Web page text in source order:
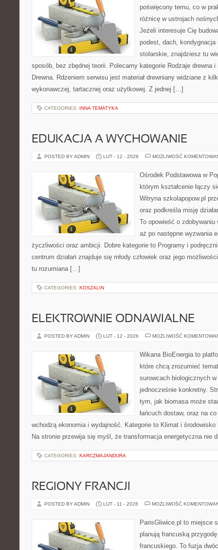
poświęcony temu, co w
różnicę w ustrojach
Jeżeli interesuje Cię
podest, dach, kondygnacja
stolarskie, znajdziesz tu
sposób, bez zbędnej teorii. Polecamy kategorie Rodzaje drewna
Drewna. Rdzeniem serwisu jest materiał drewniany widziane z
wykonawczej, tartacznej oraz użytkowej. Z jednej […]
CATEGORIES: INNA TEMATYKA
EDUKACJA A WYCHOWANIE
POSTED BY ADMIN LUT - 12 - 2026 MOŻLIWOŚĆ
Ośrodek Podstawowa w
którym kształcenie łączy
Witryna szkolapopow.pl
oraz podkreśla misję
To opowieść o
aż po następne wyzwania
życzliwości oraz ambicji. Dobre kategorie to Programy i
centrum działań znajduje się młody człowiek oraz jego
tu rozumiana […]
CATEGORIES: KOSZALIN
ELEKTROWNIE ODNAWIALNE
POSTED BY ADMIN LUT - 12 - 2026 MOŻLIWOŚĆ
Wikana BioEnergia to
które chcą zrozumieć
surowcach biologicznych
jednocześnie konkretny.
tym, jak biomasa może
łańcuch dostaw, oraz na
wchodzą ekonomia i wydajność. Kategorie to Klimat i
Na stronie przewija się myśl, że transformacja energetyczna nie
CATEGORIES: KARCZMAJANDURA
REGIONY FRANCJI
POSTED BY ADMIN LUT - 11 - 2026 MOŻLIWOŚĆ
ParisGliwice.pl to miejsce
planują francuską
francuskiego. To fuzja